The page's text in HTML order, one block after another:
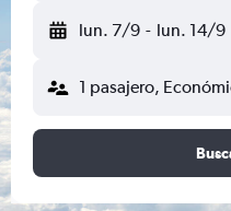
lun. 7/9 - lun. 14/9
1 pasajero,